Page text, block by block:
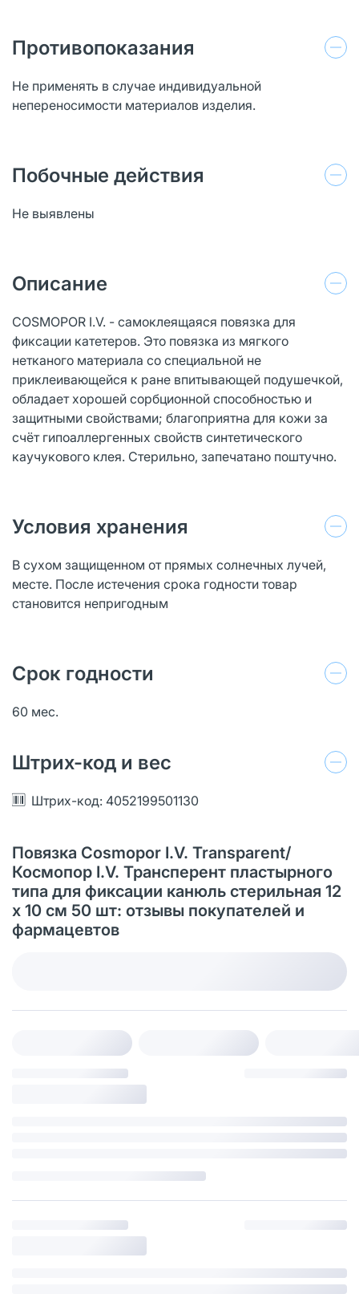
Противопоказания
Не применять в случае индивидуальной
непереносимости материалов изделия.
Побочные действия
Не выявлены
Описание
COSMOPOR I.V. - самоклеящаяся повязка для
фиксации катетеров. Это повязка из мягкого
нетканого материала со специальной не
приклеивающейся к ране впитывающей подушечкой,
обладает хорошей сорбционной способностью и
защитными свойствами; благоприятна для кожи за
счёт гипоаллергенных свойств синтетического
каучукового клея. Стерильно, запечатано поштучно.
Условия хранения
В сухом защищенном от прямых солнечных лучей,
месте. После истечения срока годности товар
становится непригодным
Срок годности
60 мес.
Штрих-код и вес
Штрих-код: 4052199501130
Повязка Cosmopor I.V. Transparent/
Космопор I.V. Трансперент пластырного
типа для фиксации канюль стерильная 12
х 10 см 50 шт: отзывы покупателей и
фармацевтов